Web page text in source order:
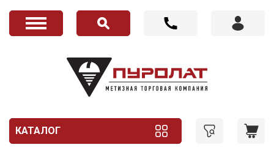
КАТАЛОГ